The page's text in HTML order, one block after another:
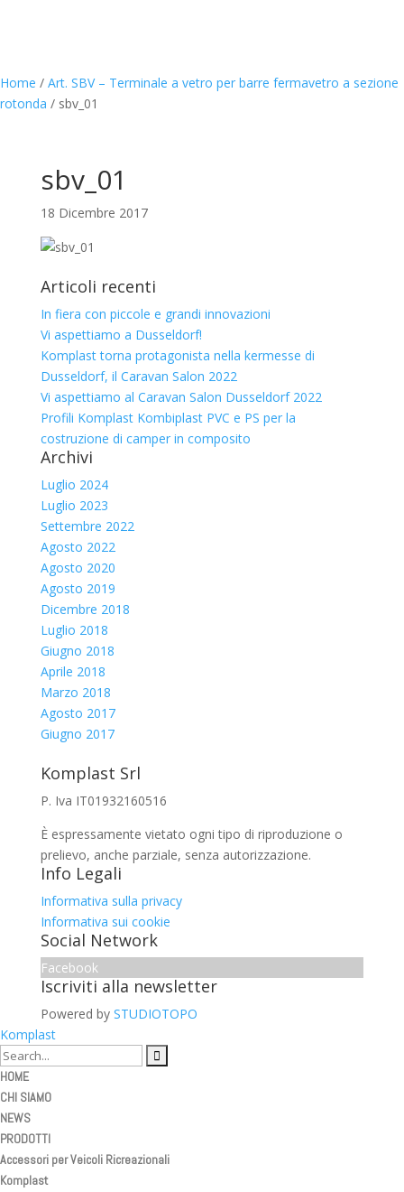
Home / Art. SBV – Terminale a vetro per barre fermavetro a sezione
rotonda / sbv_01
sbv_01
18 Dicembre 2017
Articoli recenti
In fiera con piccole e grandi innovazioni
Vi aspettiamo a Dusseldorf!
Komplast torna protagonista nella kermesse di
Dusseldorf, il Caravan Salon 2022
Vi aspettiamo al Caravan Salon Dusseldorf 2022
Profili Komplast Kombiplast PVC e PS per la
costruzione di camper in composito
Archivi
Luglio 2024
Luglio 2023
Settembre 2022
Agosto 2022
Agosto 2020
Agosto 2019
Dicembre 2018
Luglio 2018
Giugno 2018
Aprile 2018
Marzo 2018
Agosto 2017
Giugno 2017
Komplast Srl
P. Iva IT01932160516
È espressamente vietato ogni tipo di riproduzione o
prelievo, anche parziale, senza autorizzazione.
Info Legali
Informativa sulla privacy
Informativa sui cookie
Social Network
Facebook
Iscriviti alla newsletter
Powered by STUDIOTOPO
Komplast
HOME
CHI SIAMO
NEWS
PRODOTTI
Accessori per Veicoli Ricreazionali
Komplast